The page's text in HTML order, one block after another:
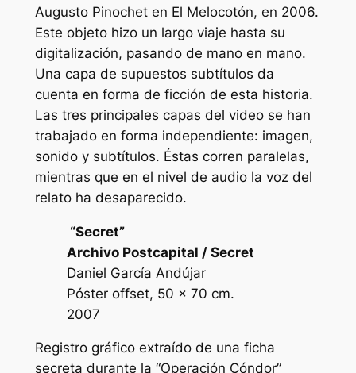
Augusto Pinochet en El Melocotón, en 2006.
Este objeto hizo un largo viaje hasta su
digitalización, pasando de mano en mano.
Una capa de supuestos subtítulos da
cuenta en forma de ficción de esta historia.
Las tres principales capas del video se han
trabajado en forma independiente: imagen,
sonido y subtítulos. Éstas corren paralelas,
mientras que en el nivel de audio la voz del
relato ha desaparecido.
“Secret”
Archivo Postcapital / Secret
Daniel García Andújar
Póster offset, 50 x 70 cm.
2007
Registro gráfico extraído de una ficha
secreta durante la “Operación Cóndor”